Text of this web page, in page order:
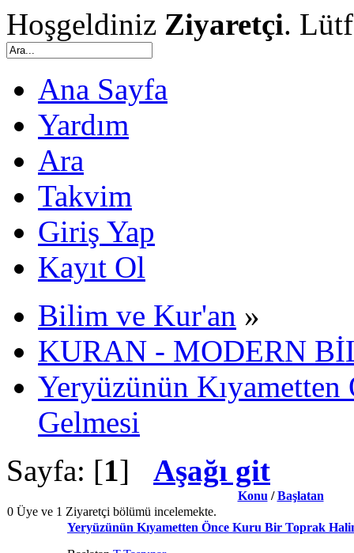
Hoşgeldiniz Ziyaretçi.
Ana Sayfa
Yardım
Ara
Takvim
Giriş Yap
Kayıt Ol
Bilim ve Kur'an »
KURAN - MODERN
Yeryüzünün
Gelmesi
Sayfa: [1] Aşağı git
Konu /Başlatan
0 Üye ve 1 Ziyaretçi bölümü incelemekte.
Yeryüzünün Kıyametten Önce Kuru Bir Toprak